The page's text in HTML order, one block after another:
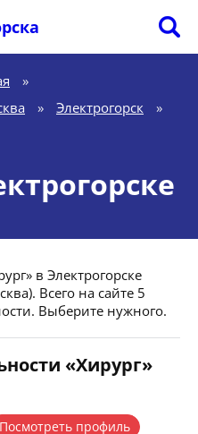
»
» Электрогорск
»
в Электрогорске
Всего на сайте 5
Выберите нужного.
«Хирург»
Посмотреть профиль